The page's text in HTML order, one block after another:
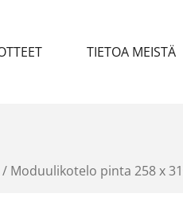
TIETOA MEISTÄ
/ Moduulikotelo pinta 258 x